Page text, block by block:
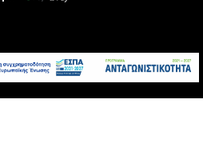
Προσθήκη στο καλάθι